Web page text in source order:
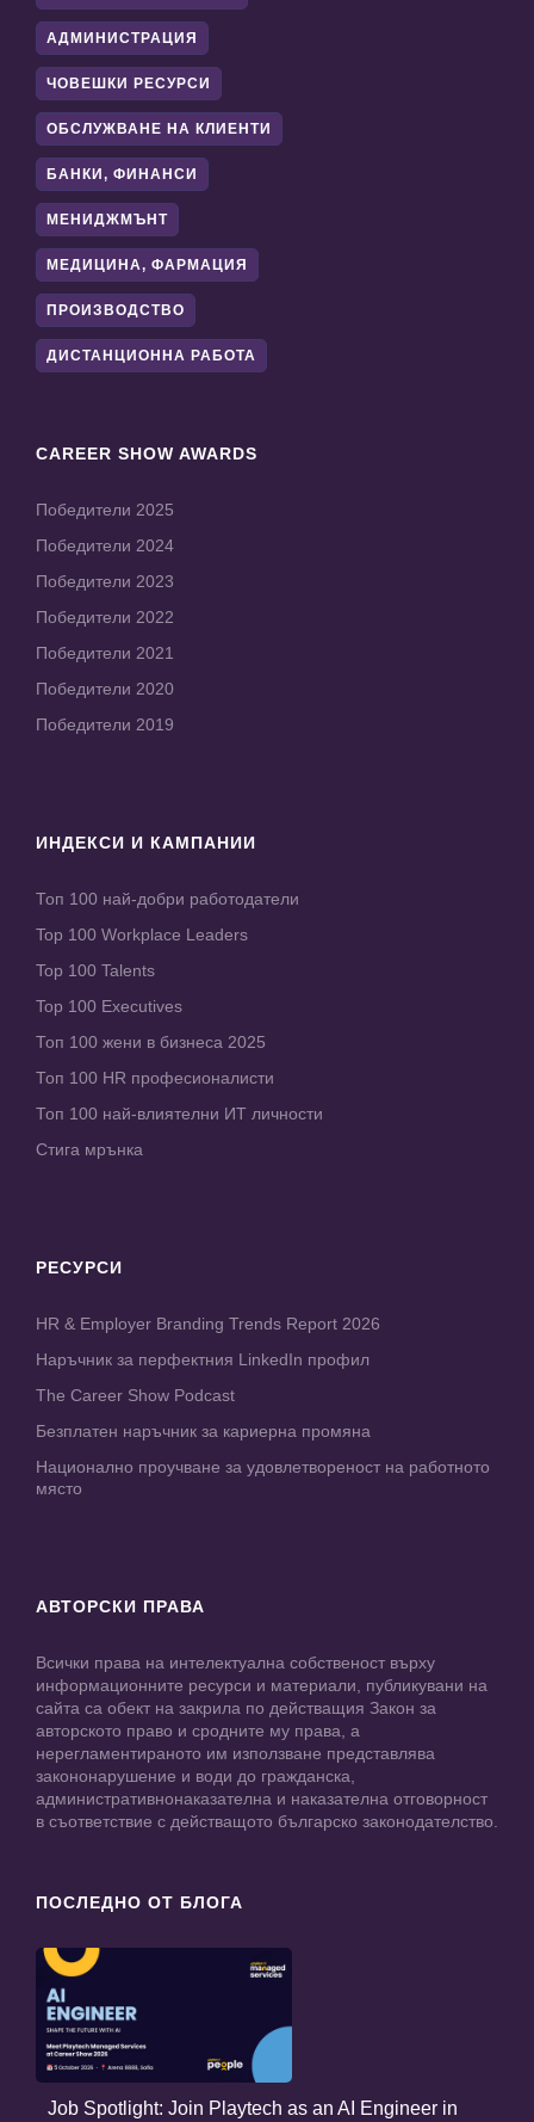
АДМИНИСТРАЦИЯ
ЧОВЕШКИ РЕСУРСИ
ОБСЛУЖВАНЕ НА КЛИЕНТИ
БАНКИ, ФИНАНСИ
МЕНИДЖМЪНТ
МЕДИЦИНА, ФАРМАЦИЯ
ПРОИЗВОДСТВО
ДИСТАНЦИОННА РАБОТА
CAREER SHOW AWARDS
Победители 2025
Победители 2024
Победители 2023
Победители 2022
Победители 2021
Победители 2020
Победители 2019
ИНДЕКСИ И КАМПАНИИ
Топ 100 най-добри работодатели
Top 100 Workplace Leaders
Top 100 Talents
Top 100 Executives
Топ 100 жени в бизнеса 2025
Топ 100 HR професионалисти
Топ 100 най-влиятелни ИТ личности
Стига мрънка
РЕСУРСИ
HR & Employer Branding Trends Report 2026
Наръчник за перфектния LinkedIn профил
The Career Show Podcast
Безплатен наръчник за кариерна промяна
Национално проучване за удовлетвореност на работното
място
АВТОРСКИ ПРАВА
Всички права на интелектуална собственост върху
информационните ресурси и материали, публикувани на
сайта са обект на закрила по действащия Закон за
авторското право и сродните му права, а
нерегламентираното им използване представлява
закононарушение и води до гражданска,
административнонаказателна и наказателна отговорност
в съответствие с действащото българско законодателство.
ПОСЛЕДНО ОТ БЛОГА
Job Spotlight: Join Playtech as an AI Engineer in